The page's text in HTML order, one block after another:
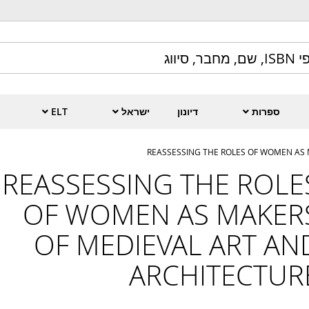
ספרות דיונון ישראל ELT
REASSESSING THE ROLES OF WOMEN
REASSESSING THE
OF WOMEN AS
OF MEDIEVAL ART